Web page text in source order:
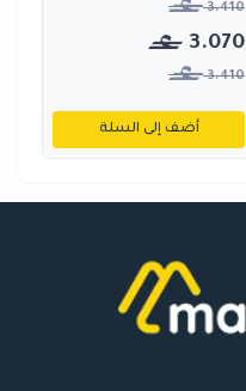
3.410
3.070
3.410
أضف إلى السلة